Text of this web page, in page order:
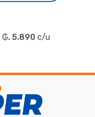
₲. 5.890 c/u